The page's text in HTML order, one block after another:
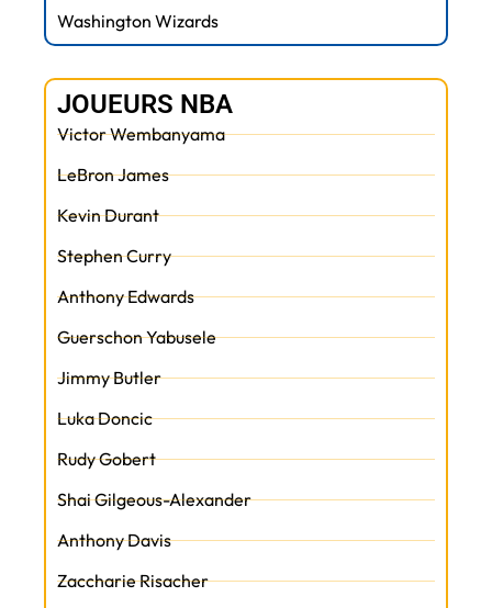
Washington Wizards
JOUEURS NBA
Victor Wembanyama
LeBron James
Kevin Durant
Stephen Curry
Anthony Edwards
Guerschon Yabusele
Jimmy Butler
Luka Doncic
Rudy Gobert
Shai Gilgeous-Alexander
Anthony Davis
Zaccharie Risacher